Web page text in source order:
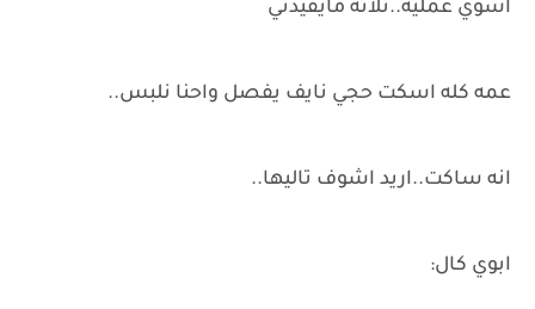
اسوي عمليه..ثلاثة مايفيدني
عمه كله اسكت حجي نايف يفصل واحنا نلبس..
انه ساكت..اريد اشوف تاليها..
ابوي كال: